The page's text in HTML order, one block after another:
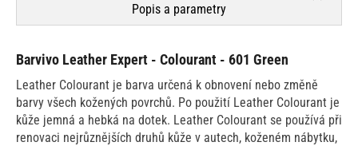
Popis a parametry
Barvivo Leather Expert - Colourant - 601 Green
Leather Colourant je barva určená k obnovení nebo změně
barvy všech kožených povrchů. Po použití Leather Colourant je
kůže jemná a hebká na dotek. Leather Colourant se používá při
renovaci nejrůznějších druhů kůže v autech, koženém nábytku,